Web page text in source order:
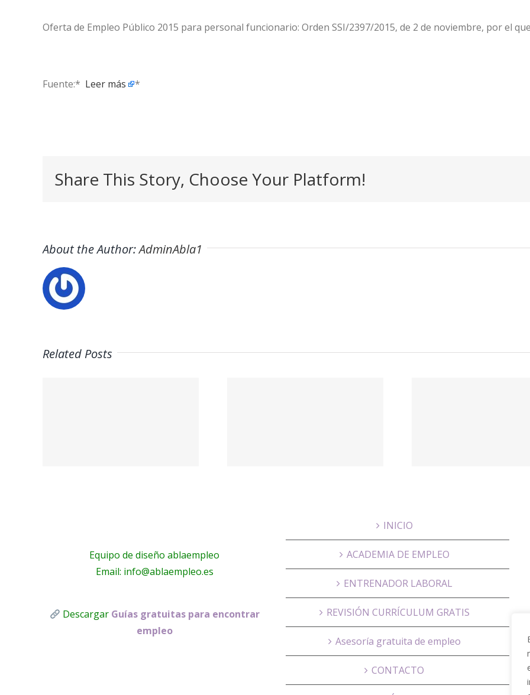
Oferta de Empleo Público 2015 para personal funcionario: Orden SSI/2397/2015, de 2 de noviembre, por el
Fuente:* ​ Leer más *
Share This Story, Choose Your Platform!
About the Author:AdminAbla1
Related Posts
Equipo de diseño ablaempleo
Email: info@ablaempleo.es
Descargar Guías gratuitas para encontrar
empleo
INICIO
ACADEMIA DE EMPLEO
ENTRENADOR LABORAL
REVISIÓN CURRÍCULUM GRATIS
Asesoría gratuita de empleo
CONTACTO